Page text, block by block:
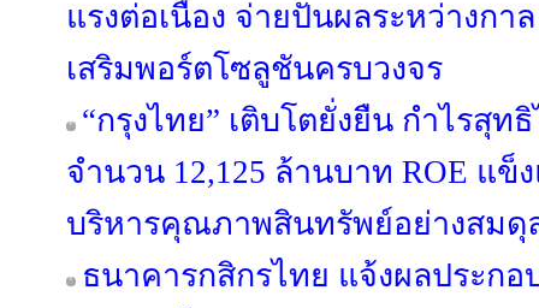
แรงต่อเนื่อง จ่ายปันผลระหว่างกา
เสริมพอร์ตโซลูชันครบวงจร
“กรุงไทย” เติบโตยั่งยืน กำไรสุท
จำนวน 12,125 ล้านบาท ROE แข็
บริหารคุณภาพสินทรัพย์อย่างสมดุ
ธนาคารกสิกรไทย แจ้งผลประกอ